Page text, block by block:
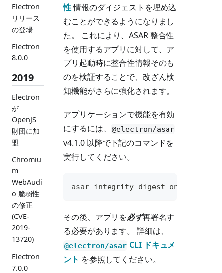
Electron
リリース
の登場
Electron
8.0.0
2019
Electron
が
OpenJS
財団に加
盟
Chromiu
m
WebAudi
o 脆弱性
の修正
(CVE-
2019-
13720)
Electron
7.0.0
性情報のダイジェストを埋め込
むことができるようになりまし
た。 これにより、ASAR 整合性
を使用するアプリに対して、ア
プリ起動時に整合性情報そのも
のを検証することで、改ざん検
知機能がさらに強化されます。
アプリケーションで機能を有効
にするには、
@electron/asar
v4.1.0 以降で下記のコマンドを
実行してください。
asar integrity-digest on /path/to/
その後、アプリを必ず再署名す
る必要があります。 詳細は、
@electron/asar CLI ドキュメ
ント を参照してください。